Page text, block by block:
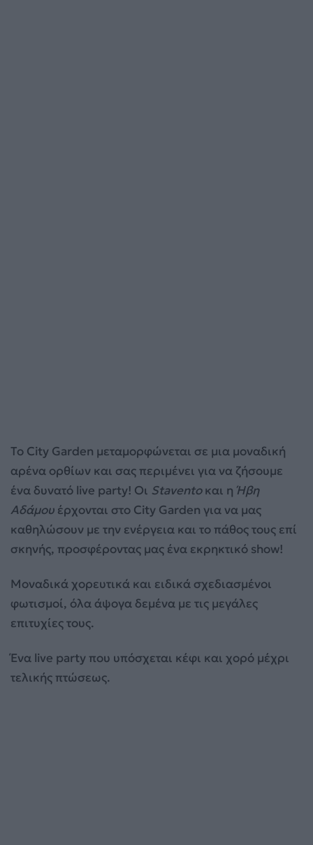
Το City Garden μεταμορφώνεται σε μια μοναδική
αρένα ορθίων και σας περιμένει για να ζήσουμε
ένα δυνατό live party! Oι Staventoκαι η Ήβη
Αδάμου έρχονται στο City Garden για να μας
καθηλώσουν με την ενέργεια και το πάθος τους επί
σκηνής, προσφέροντας μας ένα εκρηκτικό show!
Μοναδικά χορευτικά και ειδικά σχεδιασμένοι
φωτισμοί, όλα άψογα δεμένα με τις μεγάλες
επιτυχίες τους.
Ένα live party που υπόσχεται κέφι και χορό μέχρι
τελικής πτώσεως.